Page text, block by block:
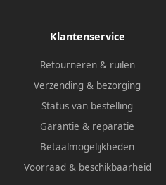
Klantenservice
Retourneren & ruilen
Verzending & bezorging
Status van bestelling
Garantie & reparatie
Betaalmogelijkheden
Voorraad & beschikbaarheid